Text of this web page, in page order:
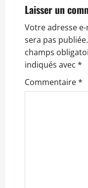
n
d
’
a
r
Laisser un
Votre adresse
sera pas publiée.
champs
indiqués avec *
Commentaire*